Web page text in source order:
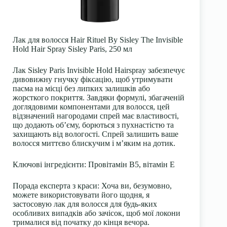
Лак для волосся Hair Rituel By Sisley The Invisible
Hold Hair Spray Sisley Paris, 250 мл
Лак Sisley Paris Invisible Hold Hairspray забезпечує
дивовижну гнучку фіксацію, щоб утримувати
пасма на місці без липких залишків або
жорсткого покриття. Завдяки формулі, збагаченій
доглядовими компонентами для волосся, цей
відзначений нагородами спрей має властивості,
що додають об’єму, борються з пухнастістю та
захищають від вологості. Спрей залишить ваше
волосся миттєво блискучим і м’яким на дотик.
Ключові інгредієнти: Провітамін В5, вітамін Е
Порада експерта з краси: Хоча ви, безумовно,
можете використовувати його щодня, я
застосовую лак для волосся для будь-яких
особливих випадків або зачісок, щоб мої локони
трималися від початку до кінця вечора.